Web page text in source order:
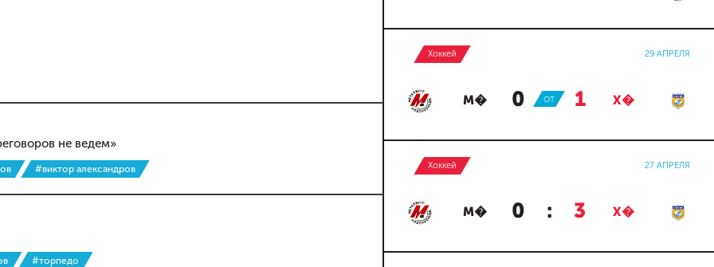
не ведем»
#виктор александров
#торпедо
Хоккей 29 АПРЕЛЯ
М� 0 : 1 Х�
ОТ
Хоккей 27 АПРЕЛЯ
М� 0 : 3 Х�